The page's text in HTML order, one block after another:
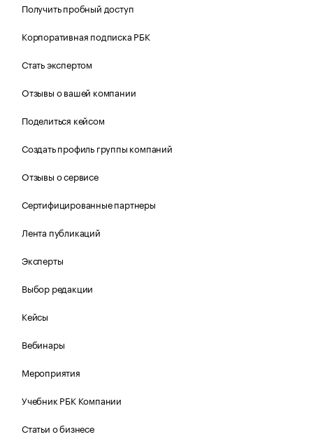
Получить пробный доступ
Корпоративная подписка РБК
Стать экспертом
Отзывы о вашей компании
Поделиться кейсом
Создать профиль группы компаний
Отзывы о сервисе
Сертифицированные партнеры
Лента публикаций
Эксперты
Выбор редакции
Кейсы
Вебинары
Мероприятия
Учебник РБК Компании
Статьи о бизнесе